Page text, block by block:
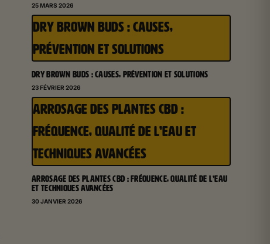
25 MARS 2026
DRY BROWN BUDS : CAUSES,
PRÉVENTION ET SOLUTIONS
DRY BROWN BUDS : CAUSES, PRÉVENTION ET SOLUTIONS
23 FÉVRIER 2026
ARROSAGE DES PLANTES CBD :
FRÉQUENCE, QUALITÉ DE L’EAU ET
TECHNIQUES AVANCÉES
ARROSAGE DES PLANTES CBD : FRÉQUENCE, QUALITÉ DE L’EAU
ET TECHNIQUES AVANCÉES
30 JANVIER 2026